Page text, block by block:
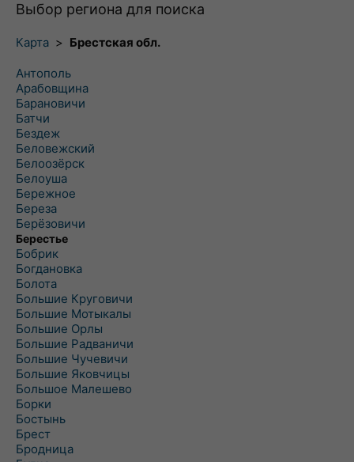
Выбор региона для поиска
Карта > Брестская обл.
Антополь
Арабовщина
Барановичи
Батчи
Бездеж
Беловежский
Белоозёрск
Белоуша
Бережное
Береза
Берёзовичи
Берестье
Бобрик
Богдановка
Болота
Большие Круговичи
Большие Мотыкалы
Большие Орлы
Большие Радваничи
Большие Чучевичи
Большие Яковчицы
Большое Малешево
Борки
Бостынь
Брест
Бродница